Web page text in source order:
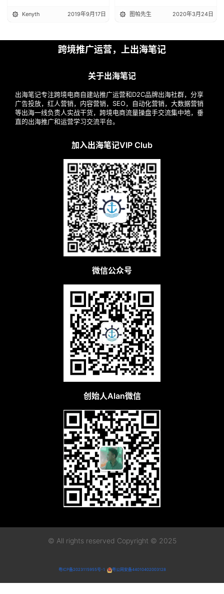
Kenyth 2019年9月17日 图帕先生 2020年3月24日
跨境推广运营，上出海笔记
关于出海笔记
出海笔记专注跨境电商自建站推广运营和D2C品牌出海社群，分享
广告投放，红人营销，内容营销，SEO，自动化营销，大数据营销
等出海一线负责人实战干货，跨境电商流量操盘手交流集中地，垂
直的出海推广和运营学习交流平台。
加入出海笔记VIP Club
微信公众号
创始人Alan微信
© All rights reserved Copyright © 2025
粤ICP备2023115955号-1 粤公网安备44010402003128